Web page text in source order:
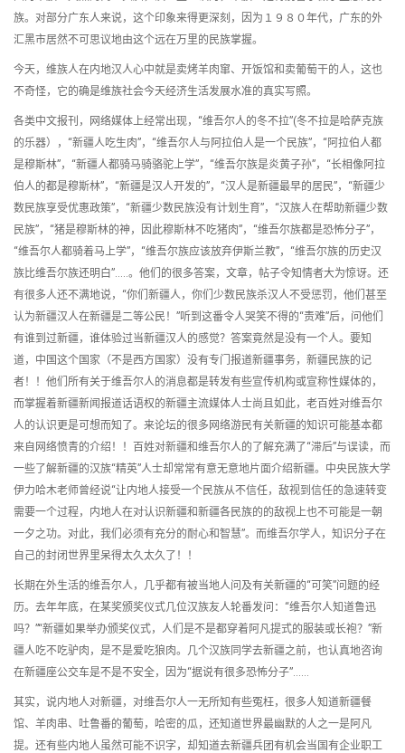
族。对部分广东人来说，这个印象来得更深刻，因为１９８０年代，广东的外
汇黑市居然不可思议地由这个远在万里的民族掌握。
今天，维族人在内地汉人心中就是卖烤羊肉窜、开饭馆和卖葡萄干的人，这也
不奇怪，它的确是维族社会今天经济生活发展水准的真实写照。
各类中文报刊，网络媒体上经常出现，“维吾尔人的冬不拉”(冬不拉是哈萨克族
的乐器），“新疆人吃生肉”，“维吾尔人与阿拉伯人是一个民族”，“阿拉伯人都
是穆斯林”，“新疆人都骑马骑骆驼上学”，“维吾尔族是炎黄子孙”，“长相像阿拉
伯人的都是穆斯林”，“新疆是汉人开发的”，“汉人是新疆最早的居民”，“新疆少
数民族享受优惠政策”，“新疆少数民族没有计划生育”，“汉族人在帮助新疆少数
民族”，“猪是穆斯林的神，因此穆斯林不吃猪肉”，“维吾尔族都是恐怖分子”，
“维吾尔人都骑着马上学”，“维吾尔族应该放弃伊斯兰教”，“维吾尔族的历史汉
族比维吾尔族还明白”…..。他们的很多答案，文章，帖子令知情者大为惊讶。还
有很多人还不满地说，“你们新疆人，你们少数民族杀汉人不受惩罚，他们甚至
认为新疆汉人在新疆是二等公民！”听到这番令人哭笑不得的“责难”后，问他们
有谁到过新疆，谁体验过当新疆汉人的感觉？答案竟然是没有一个人。要知
道，中国这个国家（不是西方国家）没有专门报道新疆事务，新疆民族的记
者！！他们所有关于维吾尔人的消息都是转发有些宣传机构或宣称性媒体的，
而掌握着新疆新闻报道话语权的新疆主流媒体人士尚且如此，老百姓对维吾尔
人的认识更是可想而知了。来论坛的很多网络游民有关新疆的知识可能基本都
来自网络愤青的介绍！！百姓对新疆和维吾尔人的了解充满了“滞后”与误读，而
一些了解新疆的汉族“精英”人士却常常有意无意地片面介绍新疆。中央民族大学
伊力哈木老师曾经说“让内地人接受一个民族从不信任，敌视到信任的急速转变
需要一个过程，内地人在对认识新疆和新疆各民族的的敌视上也不可能是一朝
一夕之功。对此，我们必须有充分的耐心和智慧”。而维吾尔学人，知识分子在
自己的封闭世界里呆得太久太久了！！
长期在外生活的维吾尔人，几乎都有被当地人问及有关新疆的“可笑”问题的经
历。去年年底，在某奖颁奖仪式几位汉族友人轮番发问：“维吾尔人知道鲁迅
吗？”“新疆如果举办颁奖仪式，人们是不是都穿着阿凡提式的服装或长袍？”新
疆人吃不吃驴肉，是不是爱吃狼肉。几个汉族同学去新疆之前，也认真地咨询
在新疆座公交车是不是不安全，因为“据说有很多恐怖分子”……
其实，说内地人对新疆，对维吾尔人一无所知有些冤枉，很多人知道新疆餐
馆、羊肉串、吐鲁番的葡萄，哈密的瓜，还知道世界最幽默的人之一是阿凡
提。还有些内地人虽然可能不识字，却知道去新疆兵团有机会当国有企业职工